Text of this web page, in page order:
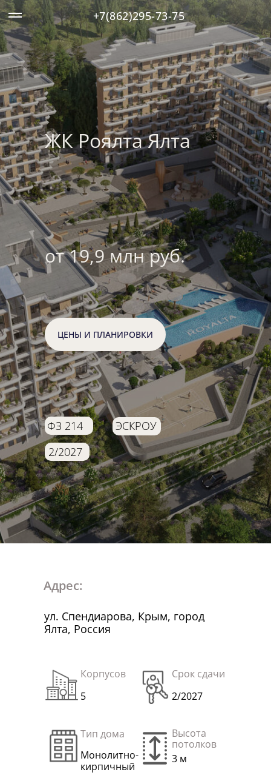
+7(862)295-73-75
ЖК Роялта Ялта
ЦЕНЫ И ПЛАНИРОВКИ
ФЗ 214 ЭСКРОУ
от 19,9 млн руб.
2/2027
Адрес:
ул. Спендиарова, Крым, город
Ялта, Россия
Корпусов
5
Срок сдачи
2/2027
Тип дома
Монолитно-
кирпичный
Высота
потолков
3 м